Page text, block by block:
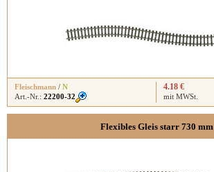
Fleischmann / N
Art.-Nr.: 22200-32
4.18 €
mit MWSt.
Flexibles Gleis starr 730 mm